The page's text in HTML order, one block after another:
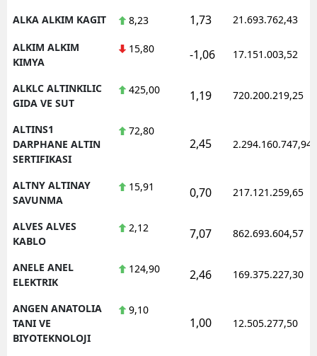
ALKA ALKIM KAGIT 8,23 1,73 21.693.762,43
ALKIM ALKIM
KIMYA
15,80 -1,06 17.151.003,52
ALKLC ALTINKILIC
GIDA VE SUT
425,00 1,19 720.200.219,25
ALTINS1
DARPHANE ALTIN
SERTIFIKASI
72,80
2,45 2.294.160.747,94
ALTNY ALTINAY
SAVUNMA
15,91 0,70 217.121.259,65
ALVES ALVES
KABLO
2,12 7,07 862.693.604,57
ANELE ANEL
ELEKTRIK
124,90 2,46 169.375.227,30
ANGEN ANATOLIA
TANI VE
BIYOTEKNOLOJI
9,10
1,00 12.505.277,50